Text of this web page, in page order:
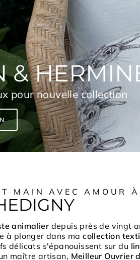
&
pour nouvelle collection
MAIN AVEC AMOUR À
animalier depuis près de vingt
à plonger dans macollection
délicats s'épanouissent sur du lin
maître artisan, Meilleur Ouvrier